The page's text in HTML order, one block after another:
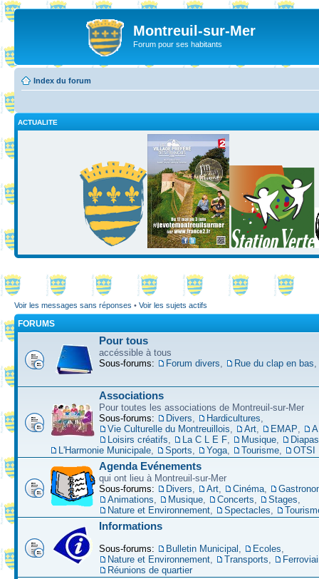
Montreuil-sur-Mer
Forum pour ses habitants
Index du forum
ACTUALITE
Voir les messages sans réponses • Voir les sujets actifs
FORUMS
Pour tous
accéssible à tous
Sous-forums:
Forum divers, Rue du clap en bas,
Associations
Pour toutes les associations de Montreuil-sur-Mer
Sous-forums:
Divers, Hardicultures,
Vie Culturelle du Montreuillois, Art, EMAP,
Loisirs créatifs, La C L E F, Musique,
L'Harmonie Municipale, Sports, Yoga, Tourisme, OTSI
Agenda Evénements
qui ont lieu à Montreuil-sur-Mer
Sous-forums:
Divers, Art, Cinéma,
Animations, Musique, Concerts, Stages,
Nature et Environnement, Spectacles,
Informations
Sous-forums: Bulletin Municipal , Ecoles,
Nature et Environnement, Transports,
Réunions de quartier